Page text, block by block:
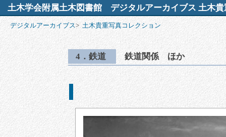
土木学会附属土木図書館 デジタルアーカイブス 土木貴
デジタルアーカイブス> 土木貴重写真コレクション
4．鉄道 鉄道関係 ほか